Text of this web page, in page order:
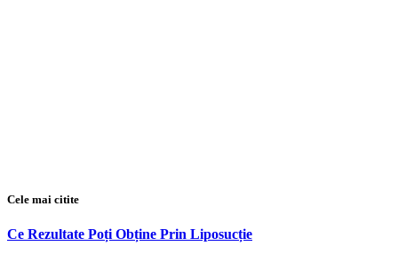
Cele mai citite
Ce Rezultate Poți Obține Prin Liposucție